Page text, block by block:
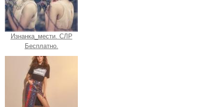
Изнанка_мести. СЛР
Бесплатно.